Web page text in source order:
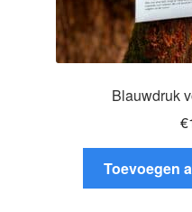
Blauwdruk
€
Toevoegen